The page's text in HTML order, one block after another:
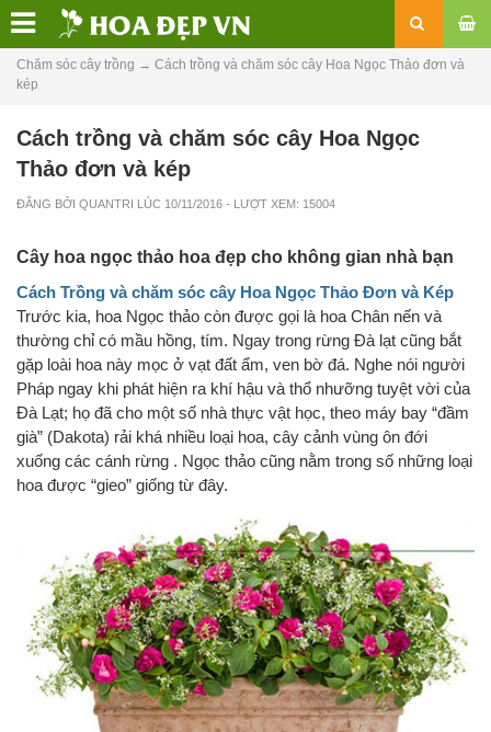
Chăm sóc cây trồng → Cách trồng và chăm sóc cây Hoa Ngọc Thảo đơn và
kép
Cách trồng và chăm sóc cây Hoa Ngọc
Thảo đơn và kép
ĐĂNG BỞI QUANTRI LÚC 10/11/2016 - LƯỢT XEM: 15004
Cây hoa ngọc thảo hoa đẹp cho không gian nhà bạn
Cách Trồng và chăm sóc cây Hoa Ngọc Thảo Đơn và Kép
Trước kia, hoa Ngọc thảo còn được gọi là hoa Chân nến và
thường chỉ có mầu hồng, tím. Ngay trong rừng Đà lạt cũng bắt
gặp loài hoa này mọc ở vạt đất ẩm, ven bờ đá. Nghe nói người
Pháp ngay khi phát hiện ra khí hậu và thổ nhưỡng tuyệt vời của
Đà Lạt; họ đã cho một số nhà thực vật học, theo máy bay “đầm
già” (Dakota) rải khá nhiều loại hoa, cây cảnh vùng ôn đới
xuống các cánh rừng . Ngọc thảo cũng nằm trong số những loại
hoa được “gieo” giống từ đây.